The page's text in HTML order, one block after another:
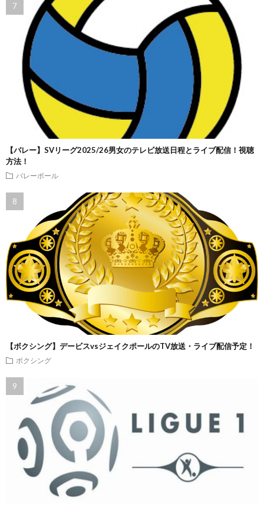
【バレー】SVリーグ2025/26男女のテレビ放送日程とライブ配信！視聴
方法！
バレーボール
【ボクシング】デービスvsジェイクポールのTV放送・ライブ配信予定！
ボクシング